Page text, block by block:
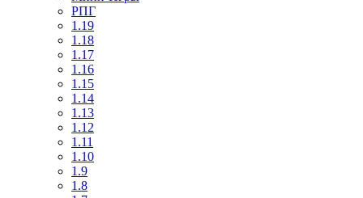
РПГ
1.19
1.18
1.17
1.16
1.15
1.14
1.13
1.12
1.11
1.10
1.9
1.8